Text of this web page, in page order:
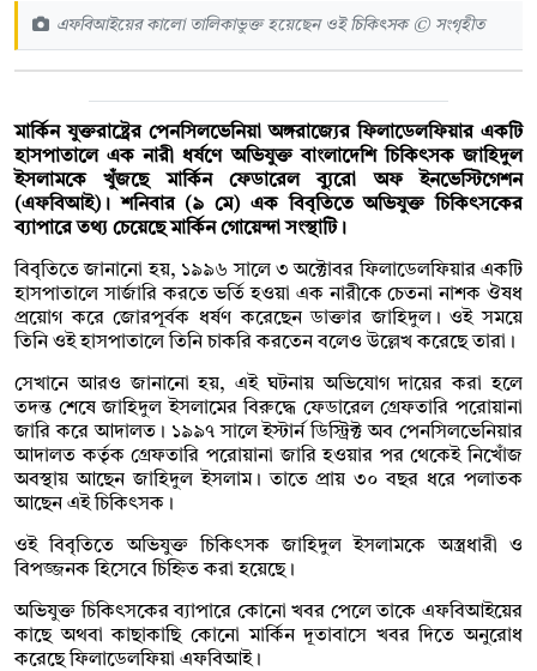
এফবিআইয়ের কালো তালিকাভুক্ত হয়েছেন ওই চিকিৎসক © সংগৃহীত
মার্কিন যুক্তরাষ্ট্রের পেনসিলভেনিয়া অঙ্গরাজ্যের ফিলাডেলফিয়ার একটি
হাসপাতালে এক নারী ধর্ষণে অভিযুক্ত বাংলাদেশি চিকিৎসক জাহিদুল
ইসলামকে খুঁজছে মার্কিন ফেডারেল ব্যুরো অফ ইনভেস্টিগেশন
(এফবিআই)। শনিবার (৯ মে) এক বিবৃতিতে অভিযুক্ত চিকিৎসকের
ব্যাপারে তথ্য চেয়েছে মার্কিন গোয়েন্দা সংস্থাটি।
বিবৃতিতে জানানো হয়, ১৯৯৬ সালে ৩ অক্টোবর ফিলাডেলফিয়ার একটি
হাসপাতালে সার্জারি করতে ভর্তি হওয়া এক নারীকে চেতনা নাশক ঔষধ
প্রয়োগ করে জোরপূর্বক ধর্ষণ করেছেন ডাক্তার জাহিদুল। ওই সময়ে
তিনি ওই হাসপাতালে তিনি চাকরি করতেন বলেও উল্লেখ করেছে তারা।
সেখানে আরও জানানো হয়, এই ঘটনায় অভিযোগ দায়ের করা হলে
তদন্ত শেষে জাহিদুল ইসলামের বিরুদ্ধে ফেডারেল গ্রেফতারি পরোয়ানা
জারি করে আদালত। ১৯৯৭ সালে ইস্টার্ন ডিস্ট্রিক্ট অব পেনসিলভেনিয়ার
আদালত কর্তৃক গ্রেফতারি পরোয়ানা জারি হওয়ার পর থেকেই নিখোঁজ
অবস্থায় আছেন জাহিদুল ইসলাম। তাতে প্রায় ৩০ বছর ধরে পলাতক
আছেন এই চিকিৎসক।
ওই বিবৃতিতে অভিযুক্ত চিকিৎসক জাহিদুল ইসলামকে অস্ত্রধারী ও
বিপজ্জনক হিসেবে চিহ্নিত করা হয়েছে।
অভিযুক্ত চিকিৎসকের ব্যাপারে কোনো খবর পেলে তাকে এফবিআইয়ের
কাছে অথবা কাছাকাছি কোনো মার্কিন দূতাবাসে খবর দিতে অনুরোধ
করেছে ফিলাডেলফিয়া এফবিআই।